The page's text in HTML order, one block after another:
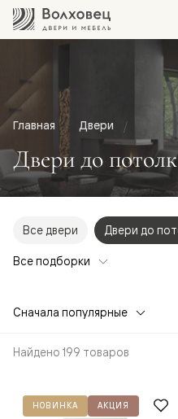
Главная Двери
Двери до
Все двери Двери до
Все подборки
Сначала популярные
Найдено 199 товаров
НОВИНКА АКЦИЯ